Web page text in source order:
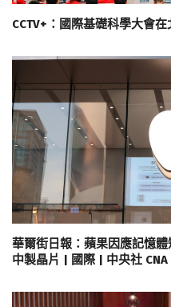
CCTV+：國際基礎科學大會
華爾街日報：蘋果因應記憶
中製晶片 | 國際 | 中央社 CNA